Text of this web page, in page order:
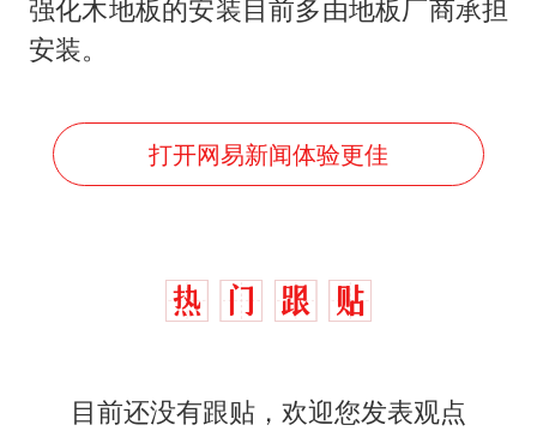
强化木地板的安装目前多由地板厂商承担
安装。
打开网易新闻体验更佳
目前还没有跟贴，欢迎您发表观点